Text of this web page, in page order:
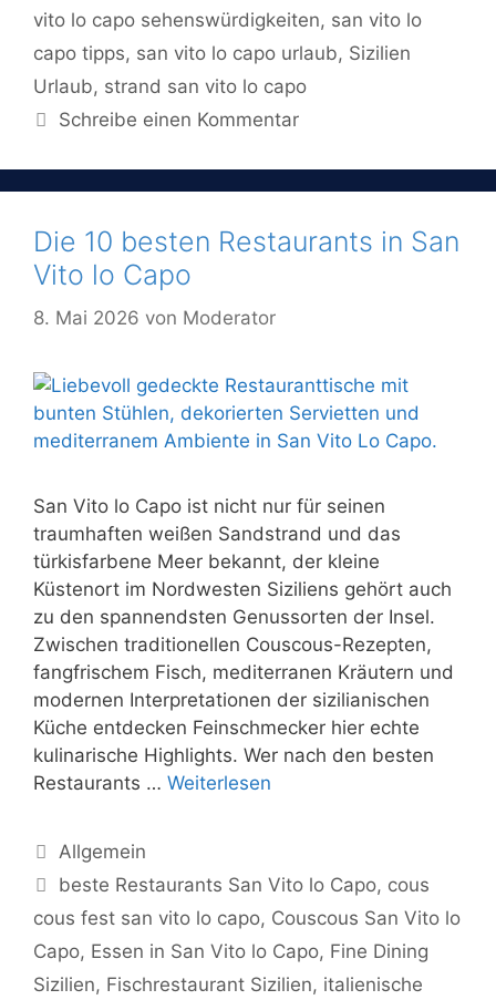
vito lo capo sehenswürdigkeiten, san vito lo
capo tipps, san vito lo capo urlaub, Sizilien
Urlaub, strand san vito lo capo
Schreibe einen Kommentar
Die 10 besten Restaurants in San
Vito lo Capo
8. Mai 2026 von Moderator
San Vito lo Capo ist nicht nur für seinen
traumhaften weißen Sandstrand und das
türkisfarbene Meer bekannt, der kleine
Küstenort im Nordwesten Siziliens gehört auch
zu den spannendsten Genussorten der Insel.
Zwischen traditionellen Couscous-Rezepten,
fangfrischem Fisch, mediterranen Kräutern und
modernen Interpretationen der sizilianischen
Küche entdecken Feinschmecker hier echte
kulinarische Highlights. Wer nach den besten
Restaurants … Weiterlesen
Kategorien
Allgemein
Schlagwörter
beste Restaurants San Vito lo Capo, cous
cous fest san vito lo capo, Couscous San Vito lo
Capo, Essen in San Vito lo Capo, Fine Dining
Sizilien, Fischrestaurant Sizilien, italienische